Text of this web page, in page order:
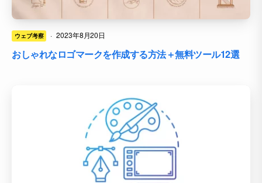
ウェブ考察 · 2023年8月20日
おしゃれなロゴマークを作成する方法＋無料ツール12選